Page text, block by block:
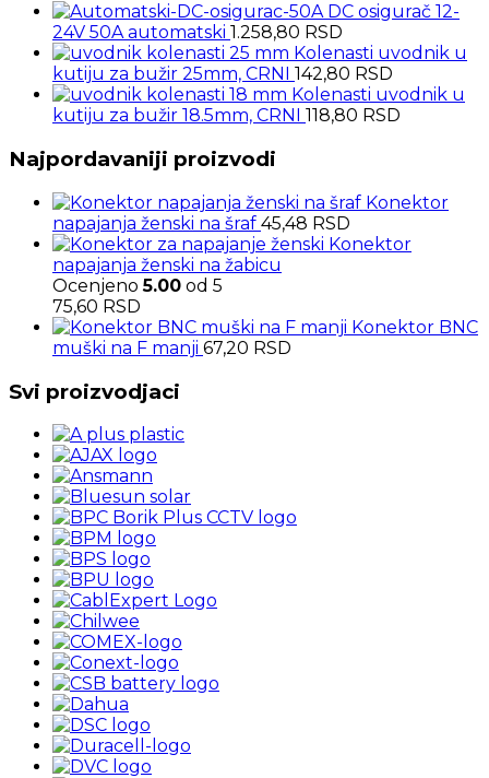
DC osigurač 12-
24V 50A automatski 1.258,80 RSD
Kolenasti uvodnik u
kutiju za bužir 25mm, CRNI
142,80 RSD
Kolenasti uvodnik u
kutiju za bužir 18.5mm, CRNI
118,80 RSD
Najpordavaniji proizvodi
Konektor
napajanja ženski na šraf 45,48 RSD
Konektor
napajanja ženski na žabicu
Ocenjeno5.00 od 5
75,60 RSD
Konektor BNC
muški na F manji 67,20 RSD
Svi proizvodjaci